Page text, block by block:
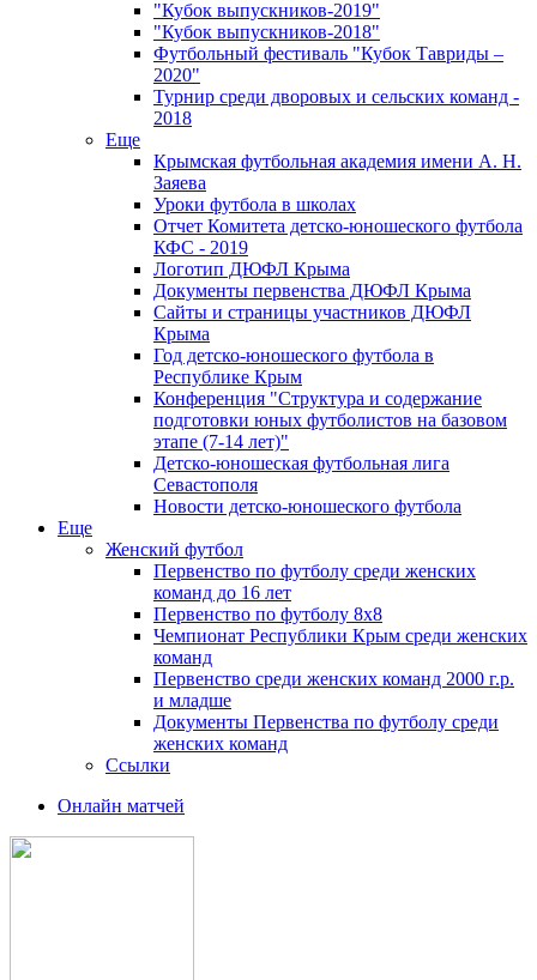
"Кубок выпускников-2019"
"Кубок выпускников-2018"
Футбольный фестиваль "Кубок Тавриды –
2020"
Турнир среди дворовых и сельских команд -
2018
Еще
Крымская футбольная академия имени А. Н.
Заяева
Уроки футбола в школах
Отчет Комитета детско-юношеского футбола
КФС - 2019
Логотип ДЮФЛ Крыма
Документы первенства ДЮФЛ Крыма
Сайты и страницы участников ДЮФЛ
Крыма
Год детско-юношеского футбола в
Республике Крым
Конференция "Структура и содержание
подготовки юных футболистов на базовом
этапе (7-14 лет)"
Детско-юношеская футбольная лига
Севастополя
Новости детско-юношеского футбола
Еще
Женский футбол
Первенство по футболу среди женских
команд до 16 лет
Первенство по футболу 8х8
Чемпионат Республики Крым среди женских
команд
Первенство среди женских команд 2000 г.р.
и младше
Документы Первенства по футболу среди
женских команд
Ссылки
Онлайн матчей